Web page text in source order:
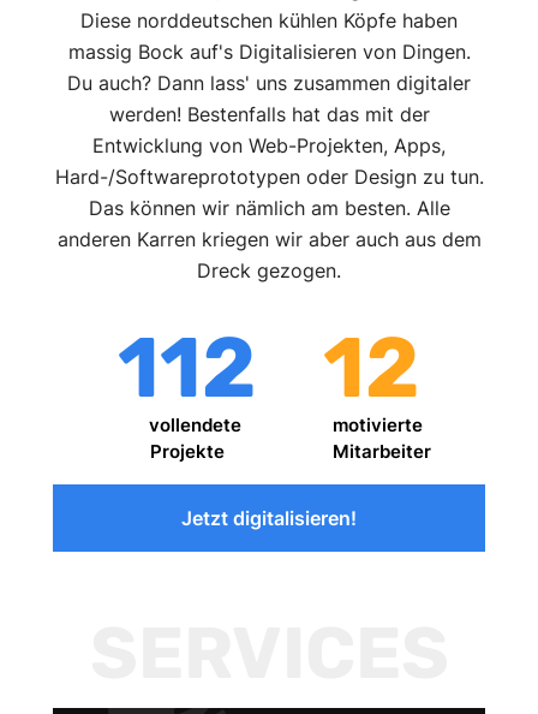
Diese norddeutschen kühlen Köpfe haben
massig Bock auf's Digitalisieren von Dingen.
Du auch? Dann lass' uns zusammen digitaler
werden! Bestenfalls hat das mit der
Entwicklung von Web-Projekten, Apps,
Hard-/Softwareprototypen oder Design zu tun.
Das können wir nämlich am besten. Alle
anderen Karren kriegen wir aber auch aus dem
Dreck gezogen.
112
vollendete
Projekte
12
motivierte
Mitarbeiter
Jetzt digitalisieren!